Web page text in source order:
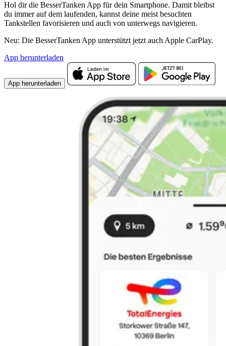
Hol dir die BesserTanken App für dein Smartphone. Damit bleibst
du immer auf dem laufenden, kannst deine meist besuchten
Tankstellen favorisieren und auch von unterwegs navigieren.
Neu: Die BesserTanken App unterstützt jetzt auch Apple CarPlay.
App herunterladen
App herunterladen